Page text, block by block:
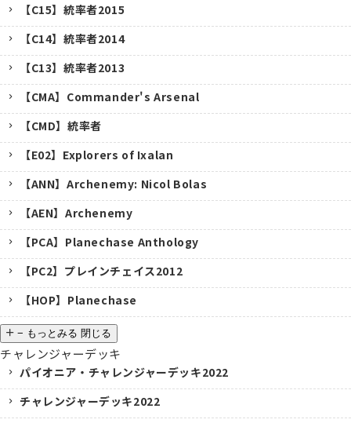
【C15】統率者2015
【C14】統率者2014
【C13】統率者2013
【CMA】Commander's Arsenal
【CMD】統率者
【E02】Explorers of Ixalan
【ANN】Archenemy: Nicol Bolas
【AEN】Archenemy
【PCA】Planechase Anthology
【PC2】プレインチェイス2012
【HOP】Planechase
− もっとみる 閉じる
チャレンジャーデッキ
パイオニア・チャレンジャーデッキ2022
チャレンジャーデッキ2022